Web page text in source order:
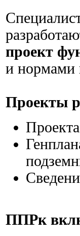
проект
и нормами
Проекты
ППРк